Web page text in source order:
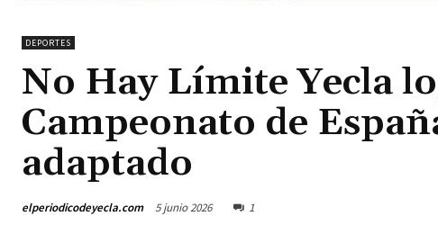
DEPORTES
No Hay Límite Yecla
Campeonato de
adaptado
elperiodicodeyecla.com 5 junio 2026 1